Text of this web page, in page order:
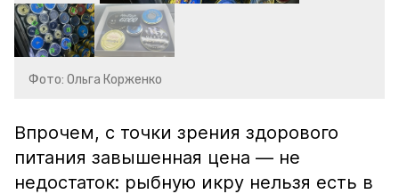
Фото: Ольга Корженко
Впрочем, с точки зрения здорового
питания завышенная цена — не
недостаток: рыбную икру нельзя есть в